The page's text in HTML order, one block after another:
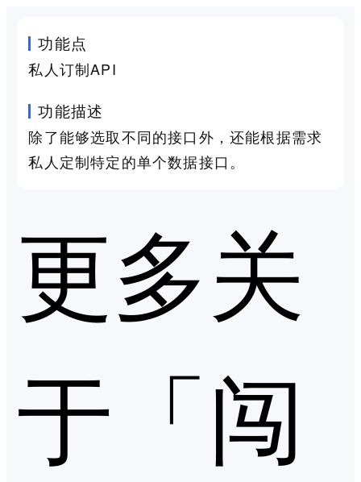
功能点
私人订制API
功能描述
除了能够选取不同的接口外，还能根据需求
私人定制特定的单个数据接口。
更多关
于「闯